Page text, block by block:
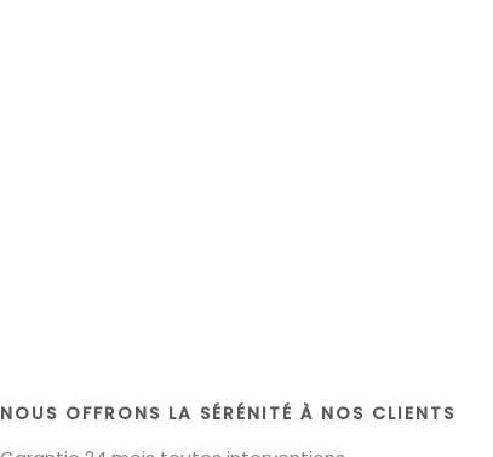
NOUS OFFRONS LA SÉRÉNITÉ À NOS CLIENTS